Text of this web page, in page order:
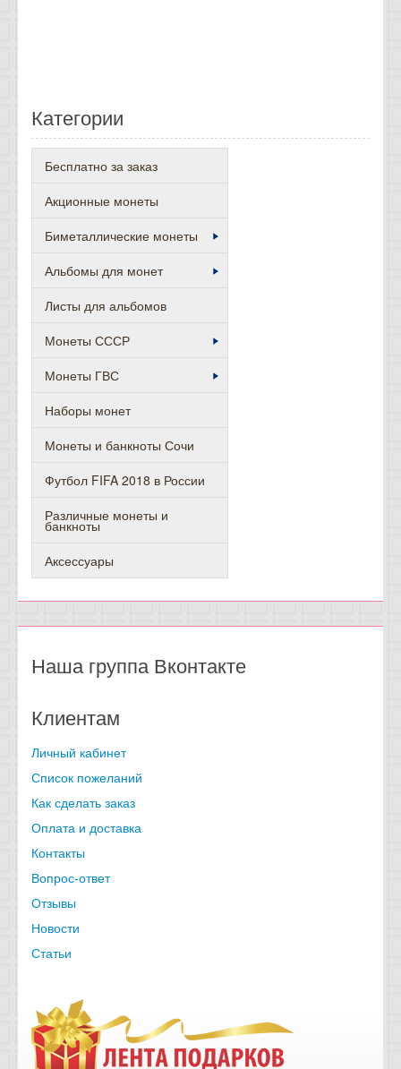
Категории
Бесплатно за заказ
Акционные монеты
Биметаллические монеты
Альбомы для монет
Листы для альбомов
Монеты СССР
Монеты ГВС
Наборы монет
Монеты и банкноты Сочи
Футбол FIFA 2018 в России
Различные монеты и
банкноты
Аксессуары
Наша группа Вконтакте
Клиентам
Личный кабинет
Список пожеланий
Как сделать заказ
Оплата и доставка
Контакты
Вопрос-ответ
Отзывы
Новости
Статьи